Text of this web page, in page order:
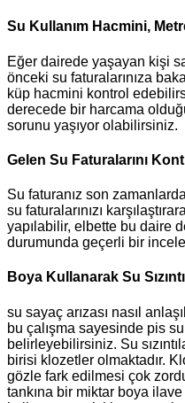
Su Kullanım Hacmini,
Eğer dairede yaşayan kişi
önceki su faturalarınıza
küp hacmini kontrol
derecede bir harcama
sorunu yaşıyor olabilirsiniz.
Gelen Su Faturalarını
Su faturanız son
su faturalarınızı
yapılabilir, elbette bu daire
durumunda geçerli bir
Boya Kullanarak Su
su sayaç arızası nasıl
bu çalışma sayesinde pis su
belirleyebilirsiniz. Su
birisi klozetler olmaktadır.
gözle fark edilmesi çok
tankına bir miktar boya